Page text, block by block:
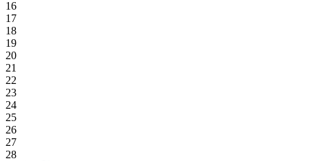
16
17
18
19
20
21
22
23
24
25
26
27
28